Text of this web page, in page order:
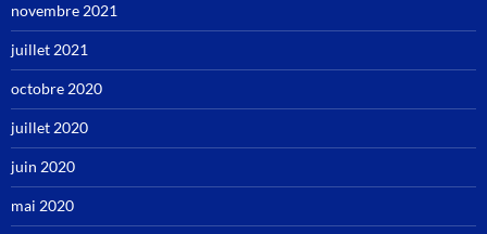
novembre 2021
juillet 2021
octobre 2020
juillet 2020
juin 2020
mai 2020